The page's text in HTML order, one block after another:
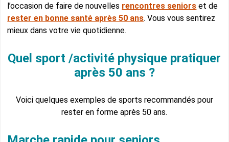
l’occasion de faire de nouvelles rencontres seniors et de
rester en bonne santé après 50 ans. Vous vous sentirez
mieux dans votre vie quotidienne.
Quel sport /activité physique pratiquer
après 50 ans ?
Voici quelques exemples de sports recommandés pour
rester en forme après 50 ans.